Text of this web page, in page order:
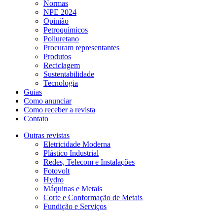
Normas
NPE 2024
Opinião
Petroquímicos
Poliuretano
Procuram representantes
Produtos
Reciclagem
Sustentabilidade
Tecnologia
Guias
Como anunciar
Como receber a revista
Contato
Outras revistas
Eletricidade Moderna
Plástico Industrial
Redes, Telecom e Instalações
Fotovolt
Hydro
Máquinas e Metais
Corte e Conformação de Metais
Fundição e Serviços